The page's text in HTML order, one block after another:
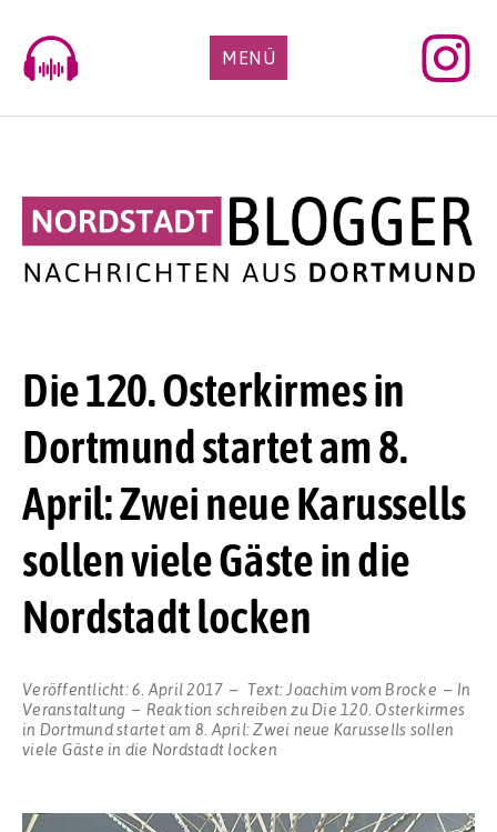
content
MENÜ
Die 120. Osterkirmes in
Dortmund startet am 8.
April: Zwei neue Karussells
sollen viele Gäste in die
Nordstadt locken
Veröffentlicht:6. April 2017 Text: Joachim vom Brocke
In
Veranstaltung
Reaktion schreiben zu Die 120. Osterkirmes
in Dortmund startet am 8. April: Zwei neue Karussells sollen
viele Gäste in die Nordstadt locken